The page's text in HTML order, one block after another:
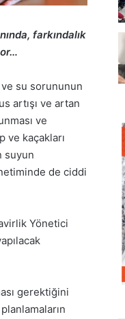
farkındalık
ve su sorununun
artışı ve artan
ve
ve kaçakları
suyun
de ciddi
Yönetici
gerektiğini